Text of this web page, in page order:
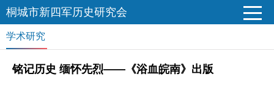
桐城市新四军历史研究会
学术研究
铭记历史 缅怀先烈——《浴血皖南》出版